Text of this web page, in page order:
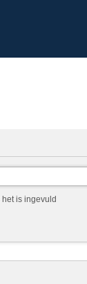
is ingevuld